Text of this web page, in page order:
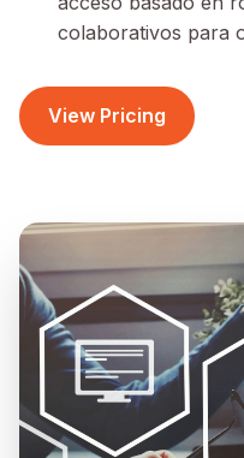
colaborativos para
View Pricing